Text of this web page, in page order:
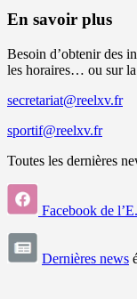
En savoir plus
Besoin d’obtenir des
les horaires… ou sur
secretariat@reelxv.fr
sportif@reelxv.fr
Toutes les dernières
Facebook de
Dernières news